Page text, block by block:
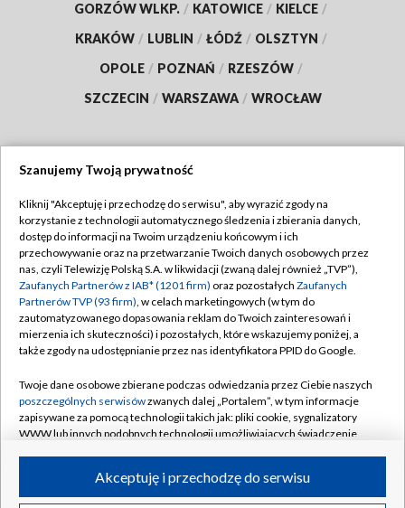
GORZÓW WLKP. / KATOWICE / KIELCE /
KRAKÓW / LUBLIN / ŁÓDŹ / OLSZTYN /
OPOLE / POZNAŃ / RZESZÓW /
SZCZECIN / WARSZAWA / WROCŁAW
TVP
Abonament TVP
Emisja w TVP
Centrum informacji TVP
Naziemna Telewizja Cyfrowa
Rada Programowa
System NOS
Informacje o nadawcy
Program dla prasy
Regulamin TVP
Polityka prywatności
Moje zgody
Pomoc
Kontakt
Kanały
©2026 Telewizja Polska S.A. w likwidacji
Szanujemy Twoją prywatność
Kliknij "Akceptuję i przechodzę do serwisu", aby wyrazić zgody na
korzystanie z technologii automatycznego śledzenia i zbierania danych,
dostęp do informacji na Twoim urządzeniu końcowym i ich
przechowywanie oraz na przetwarzanie Twoich danych osobowych przez
nas, czyli Telewizję Polską S.A. w likwidacji (zwaną dalej również „TVP”),
Zaufanych Partnerów z IAB* (1201 firm) oraz pozostałych Zaufanych
Partnerów TVP (93 firm), w celach marketingowych (w tym do
zautomatyzowanego dopasowania reklam do Twoich zainteresowań i
mierzenia ich skuteczności) i pozostałych, które wskazujemy poniżej, a
także zgody na udostępnianie przez nas identyfikatora PPID do Google.
Twoje dane osobowe zbierane podczas odwiedzania przez Ciebie naszych
poszczególnych serwisówzwanych dalej „Portalem”, w tym informacje
zapisywane za pomocą technologii takich jak: pliki cookie, sygnalizatory
WWW lub innych podobnych technologii umożliwiających świadczenie
ruchu w Internecie.Akceptuję i przechodzę do serwisu